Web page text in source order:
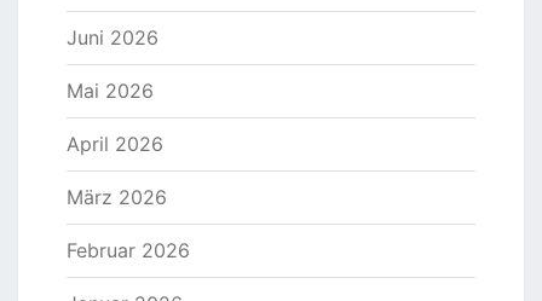
Juni 2026
Mai 2026
April 2026
März 2026
Februar 2026